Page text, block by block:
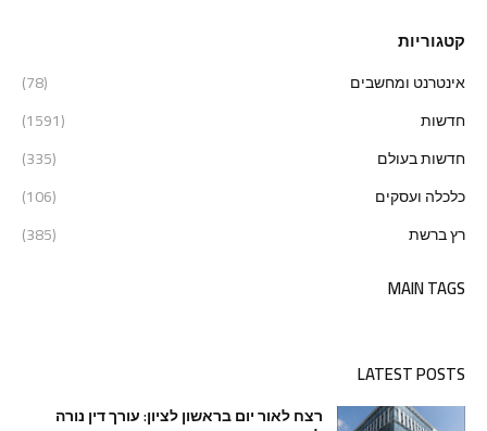
קטגוריות
אינטרנט ומחשבים
(78)
חדשות
(1591)
חדשות בעולם
(335)
כלכלה ועסקים
(106)
רץ ברשת
(385)
MAIN TAGS
LATEST POSTS
רצח לאור יום בראשון לציון: עורך דין נורה